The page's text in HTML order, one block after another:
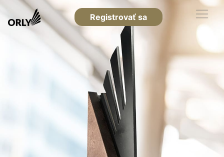
Registrovať sa